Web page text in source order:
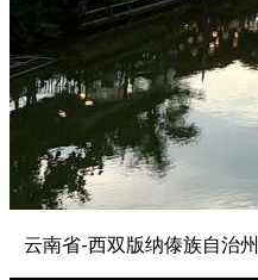
云南省-西双版纳傣族自治